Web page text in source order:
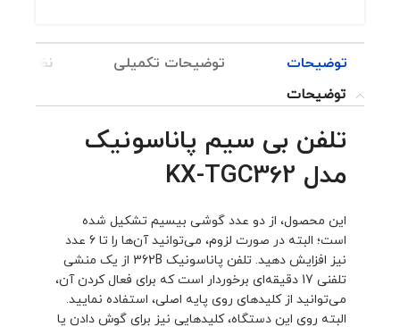
توضیحات توضیحات تکمیلی
نظرات (0)
توضیحات
تلفن بی سیم پاناسونیک
مدل KX-TGC362
این محصول، از دو عدد گوشی بیسیم تشکیل شده
است؛ البته در صورت لزوم، می‌توانید آن‌ها را تا 6 عدد
نیز افزایش دهید. تلفن پاناسونیک 362B از یک منشی
تلفنی 17 دقیقه‌ای برخوردار است که برای فعال کردن آن،
می‌توانید از کلیدهای روی پایه اصلی، استفاده نمایید.
البته روی این دستگاه، کلیدهایی نیز برای گوش دادن یا